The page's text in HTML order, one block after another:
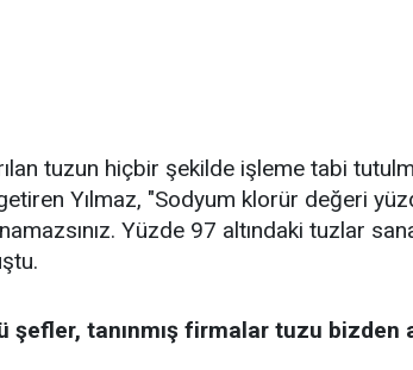
tuzun hiçbir şekilde işleme tabi
Yılmaz, "Sodyum klorür değeri
Yüzde 97 altındaki tuzlar
şefler, tanınmış firmalar tuzu bizden